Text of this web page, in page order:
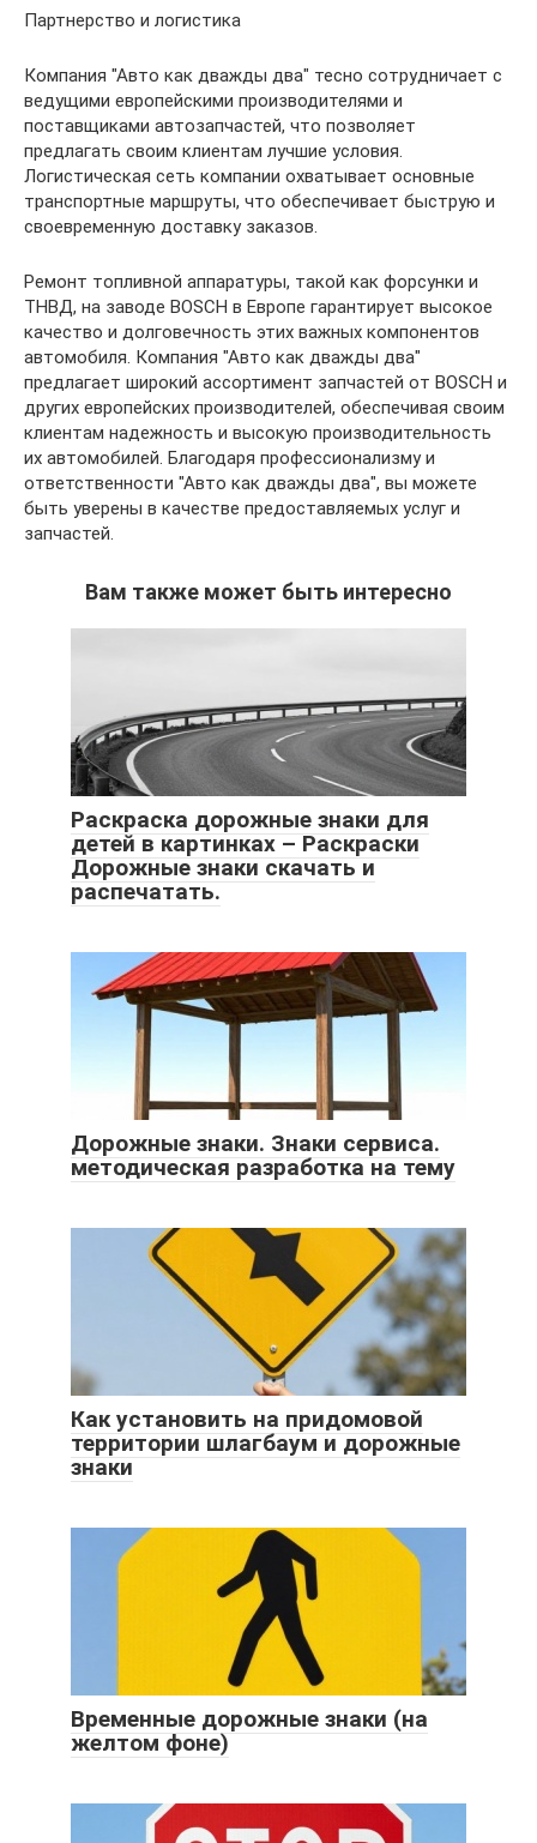
Партнерство и логистика
Компания "Авто как дважды два" тесно сотрудничает с
ведущими европейскими производителями и
поставщиками автозапчастей, что позволяет
предлагать своим клиентам лучшие условия.
Логистическая сеть компании охватывает основные
транспортные маршруты, что обеспечивает быструю и
своевременную доставку заказов.
Ремонт топливной аппаратуры, такой как форсунки и
ТНВД, на заводе BOSCH в Европе гарантирует высокое
качество и долговечность этих важных компонентов
автомобиля. Компания "Авто как дважды два"
предлагает широкий ассортимент запчастей от BOSCH и
других европейских производителей, обеспечивая своим
клиентам надежность и высокую производительность
их автомобилей. Благодаря профессионализму и
ответственности "Авто как дважды два", вы можете
быть уверены в качестве предоставляемых услуг и
запчастей.
Вам также может быть интересно
Раскраска дорожные знаки для
детей в картинках – Раскраски
Дорожные знаки скачать и
распечатать.
Дорожные знаки. Знаки сервиса.
методическая разработка на тему
Как установить на придомовой
территории шлагбаум и дорожные
знаки
Временные дорожные знаки (на
желтом фоне)